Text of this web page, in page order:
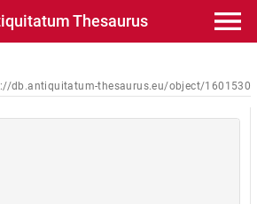
Thesaurus
db.antiquitatum-thesaurus.eu/object/1601530